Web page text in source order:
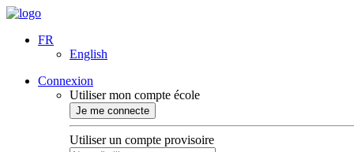
FR
English
Connexion
Utiliser mon compte école
Je me connecte
Utiliser un compte provisoire